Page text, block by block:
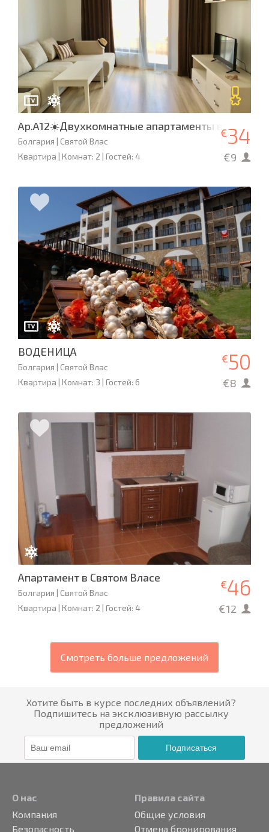
Ap.A12☀️Двухкомнатные апартаменты в
Болгария | Святой Влас
Квартира | Комнат: 2 | Гостей: 4
€34
€9
ВОДЕНИЦА
Болгария | Святой Влас
Квартира | Комнат: 3 | Гостей: 6
€50
€8
Апартамент в Святом Власе
Болгария | Святой Влас
Квартира | Комнат: 2 | Гостей: 4
€46
€12
Смотреть больше предложений
Хотите быть в курсе последних объявлений?
Подпишитесь на эксклюзивную рассылку
предложений
Подписаться
О нас
Компания
Безопасность
Правила сайта
Общие условия
Отмена бронирования